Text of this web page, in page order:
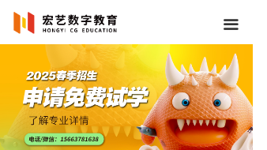
끀